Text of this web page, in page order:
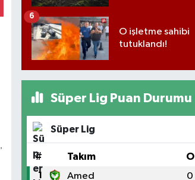
O işletme sahibi
tutuklandı!
6
Süper Lig Puan Durumu
Süper Lig
# Takım O
1 Amed 0